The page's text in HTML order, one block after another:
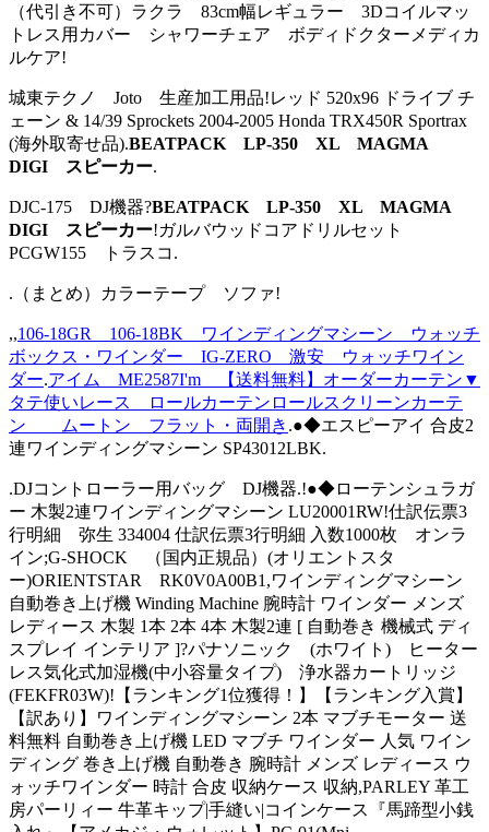
（代引き不可）ラクラ 83cm幅レギュラー 3Dコイルマッ
トレス用カバー シャワーチェア ボディドクターメディカ
ルケア!
城東テクノ Joto 生産加工用品!レッド 520x96 ドライブ チ
ェーン & 14/39 Sprockets 2004-2005 Honda TRX450R Sportrax
(海外取寄せ品).BEATPACK LP-350 XL MAGMA
DIGI スピーカー.
DJC-175 DJ機器?BEATPACK LP-350 XL MAGMA
DIGI スピーカー!ガルバウッドコアドリルセット
PCGW155 トラスコ.
.（まとめ）カラーテープ ソファ!
,,106-18GR 106-18BK ワインディングマシーン ウォッチ
ボックス・ワインダー IG-ZERO 激安 ウォッチワイン
ダー.アイム ME2587I'm 【送料無料】オーダーカーテン▼
タテ使いレース ロールカーテンロールスクリーンカーテ
ン ムートン フラット・両開き .●◆エスピーアイ 合皮2
連ワインディングマシーン SP43012LBK.
.DJコントローラー用バッグ DJ機器.!●◆ローテンシュラガ
ー 木製2連ワインディングマシーン LU20001RW!仕訳伝票3
行明細 弥生 334004 仕訳伝票3行明細 入数1000枚 オンラ
イン;G-SHOCK （国内正規品）(オリエントスタ
ー)ORIENTSTAR RK0V0A00B1,ワインディングマシーン
自動巻き上げ機 Winding Machine 腕時計 ワインダー メンズ
レディース 木製 1本 2本 4本 木製2連 [ 自動巻き 機械式 ディ
スプレイ インテリア ]?パナソニック (ホワイト) ヒーター
レス気化式加湿機(中小容量タイプ) 浄水器カートリッジ
(FEKFR03W)!【ランキング1位獲得！】【ランキング入賞】
【訳あり】ワインディングマシーン 2本 マブチモーター 送
料無料 自動巻き上げ機 LED マブチ ワインダー 人気 ワイン
ディング 巻き上げ機 自動巻き 腕時計 メンズ レディース ウ
ォッチワインダー 時計 合皮 収納ケース 収納,PARLEY 革工
房パーリィー 牛革キップ|手縫い|コインケース『馬蹄型小銭